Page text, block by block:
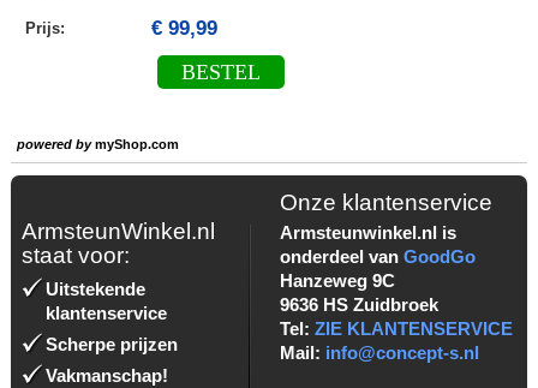
Prijs: € 99,99
BESTEL
powered bymyShop.com
ArmsteunWinkel.nl
staat voor:
Uitstekende
klantenservice
Scherpe prijzen
Vakmanschap!
Onze klantenservice
Armsteunwinkel.nl is
onderdeel van GoodGo
Hanzeweg 9C
9636 HS Zuidbroek
Tel: ZIE KLANTENSERVICE
Mail: info@concept-s.nl